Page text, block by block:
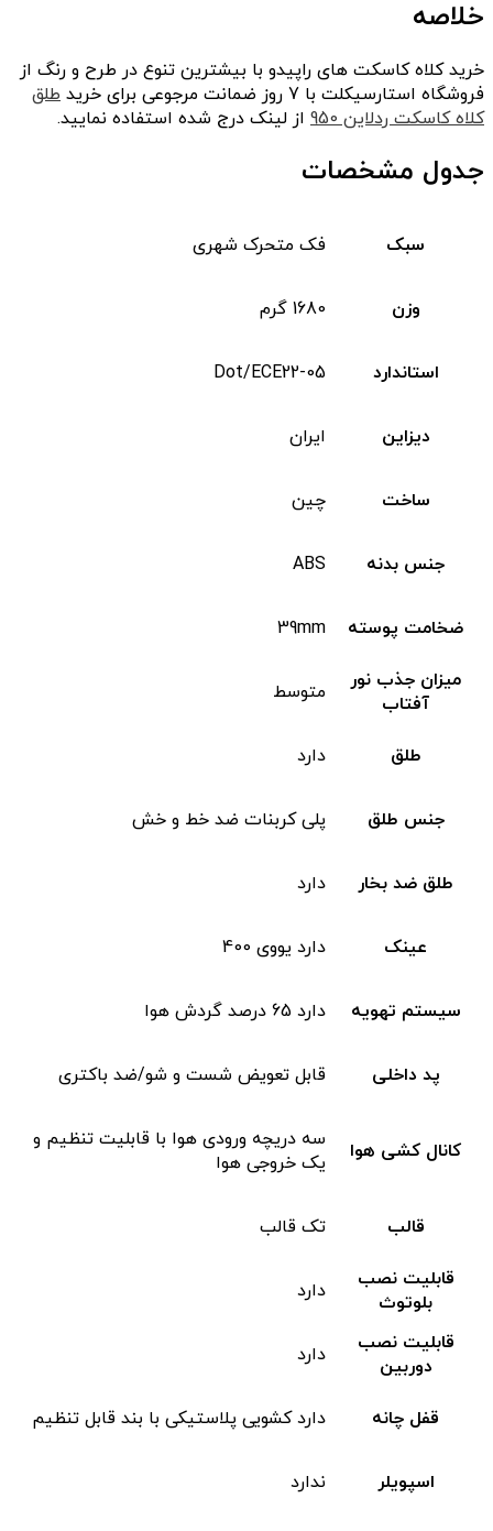
خلاصه
خرید کلاه کاسکت های راپیدو با بیشترین تنوع در طرح و رنگ از
فروشگاه استارسیکلت با 7 روز ضمانت مرجوعی برای خرید
طلق
کلاه کاسکت ردلاین 950
از لینک درج شده استفاده نمایید.
جدول مشخصات
سبک فک متحرک شهری
وزن 1680 گرم
استاندارد Dot/ECE22-05
دیزاین ایران
ساخت چین
جنس بدنه ABS
ضخامت پوسته 39mm
میزان جذب نور
آفتاب
متوسط
طلق دارد
جنس طلق پلی کربنات ضد خط و خش
طلق ضد بخار دارد
عینک دارد یووی 400
سیستم تهویه دارد 65 درصد گردش هوا
پد داخلی قابل تعویض شست و شو/ضد باکتری
کانال کشی هوا
سه دریچه ورودی هوا با قابلیت تنظیم و
یک خروجی هوا
قالب تک قالب
قابلیت نصب
بلوتوث
دارد
قابلیت نصب
دوربین
دارد
قفل چانه دارد کشویی پلاستیکی با بند قابل تنظیم
اسپویلر ندارد